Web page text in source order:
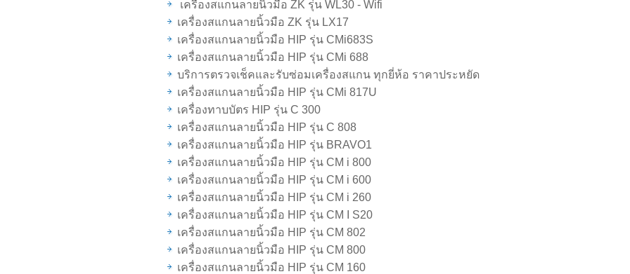
เครื่องสแกนลายนิ้วมือ ZK รุ่น WL30 - Wifi
เครื่องสแกนลายนิ้วมือ ZK รุ่น LX17
เครื่องสแกนลายนิ้วมือ HIP รุ่น CMi683S
เครื่องสแกนลายนิ้วมือ HIP รุ่น CMi 688
บริการตรวจเช็คและรับซ่อมเครื่องสแกน ทุกยี่ห้อ ราคาประหยัด
เครื่องสแกนลายนิ้วมือ HIP รุ่น CMi 817U
เครื่องทาบบัตร HIP รุ่น C 300
เครื่องสแกนลายนิ้วมือ HIP รุ่น C 808
เครื่องสแกนลายนิ้วมือ HIP รุ่น BRAVO1
เครื่องสแกนลายนิ้วมือ HIP รุ่น CM i 800
เครื่องสแกนลายนิ้วมือ HIP รุ่น CM i 600
เครื่องสแกนลายนิ้วมือ HIP รุ่น CM i 260
เครื่องสแกนลายนิ้วมือ HIP รุ่น CM I S20
เครื่องสแกนลายนิ้วมือ HIP รุ่น CM 802
เครื่องสแกนลายนิ้วมือ HIP รุ่น CM 800
เครื่องสแกนลายนิ้วมือ HIP รุ่น CM 160